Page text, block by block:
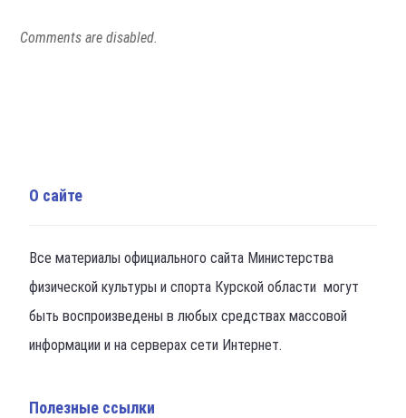
Comments are disabled.
О сайте
Все материалы официального сайта Министерства
физической культуры и спорта Курской области могут
быть воспроизведены в любых средствах массовой
информации и на серверах сети Интернет.
Полезные ссылки